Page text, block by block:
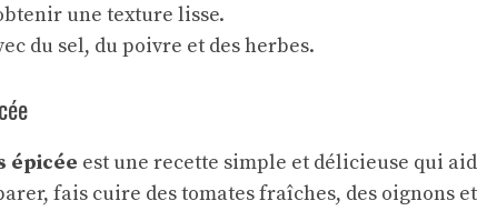
une texture lisse.
du sel, du poivre et des herbes.
épicée est une recette simple et délicieuse qui
fais cuire des tomates fraîches, des oignons